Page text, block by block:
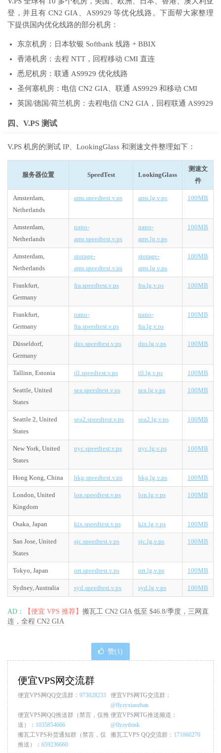
登，并且有 CN2 GIA、AS9929 等优化线路。下面帮大家整理
下提供国内优化线路的部分机房：
东京机房：日本软银 Softbank 线路 + BBIX
香港机房：去程 NTT，回程移动 CMI 直连
悉尼机房：联通 AS9929 优化线路
圣何塞机房：电信 CN2 GIA、联通 AS9929 和移动 CMI
英国/德国/荷兰机房：去程电信 CN2 GIA，回程联通 AS9929
四、V.PS 测试
V.PS 机房的测试 IP、LookingGlass 和测速文件整理如下：
服务器位置 SpeedTest LookingGlass
测速文
件
Amsterdam,
Netherlands
ams.speedtest.v.ps ams.lg.v.ps 100MB
Amsterdam,
Netherlands
nano-
ams.speedtest.v.ps
nano-
ams.lg.v.ps
100MB
Amsterdam,
Netherlands
storage-
ams.speedtest.v.ps
storage-
ams.lg.v.ps
100MB
Frankfurt,
Germany
fra.speedtest.v.ps fra.lg.v.ps 100MB
Frankfurt,
Germany
nano-
fra.speedtest.v.ps
nano-
fra.lg.v.ps
100MB
Düsseldorf,
Germany
dus.speedtest.v.ps dus.lg.v.ps 100MB
Tallinn, Estonia tll.speedtest.v.ps tll.lg.v.ps 100MB
Seattle, United
States
sea.speedtest.v.ps sea.lg.v.ps 100MB
Seattle 2, United
States
sea2.speedtest.v.ps sea2.lg.v.ps 100MB
New York, United
States
nyc.speedtest.v.ps nyc.lg.v.ps 100MB
Hong Kong, China hkg.speedtest.v.ps hkg.lg.v.ps 100MB
London, United
Kingdom
lon.speedtest.v.ps lon.lg.v.ps 100MB
Osaka, Japan kix.speedtest.v.ps kix.lg.v.ps 100MB
San Jose, United
States
sjc.speedtest.v.ps sjc.lg.v.ps 100MB
Tokyo, Japan nrt.speedtest.v.ps nrt.lg.v.ps 100MB
Sydney, Australia syd.speedtest.v.ps syd.lg.v.ps 100MB
AD： 【便宜 VPS 推荐】 搬瓦工 CN2 GIA 低至 $46.8/季度，三网直
连，全程 CN2 GIA
赞(1)
便宜VPS网交流群
便宜VPS网QQ交流群： 973028233
便宜VPS网TG交流群：
@flyzyxiaozhan
便宜VPS网QQ推送群（禁言，仅推
送）： 1035854666
便宜VPS网TG推送频道：
@flyzythink
搬瓦工VPS补货通知群（禁言，仅
推送）： 659236660
搬瓦工VPS QQ交流群： 171060270